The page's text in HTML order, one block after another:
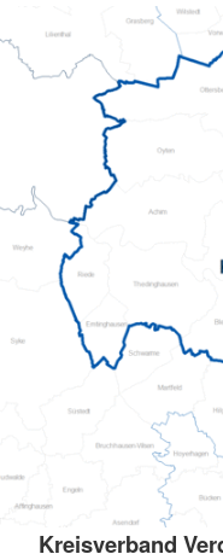
Kreisverband